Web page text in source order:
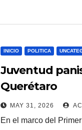
INICIO POLITICA
Juventud
Querétaro
MAY 31, 2026
En el marco del